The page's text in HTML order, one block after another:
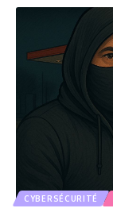
CYBERSÉCURITÉ